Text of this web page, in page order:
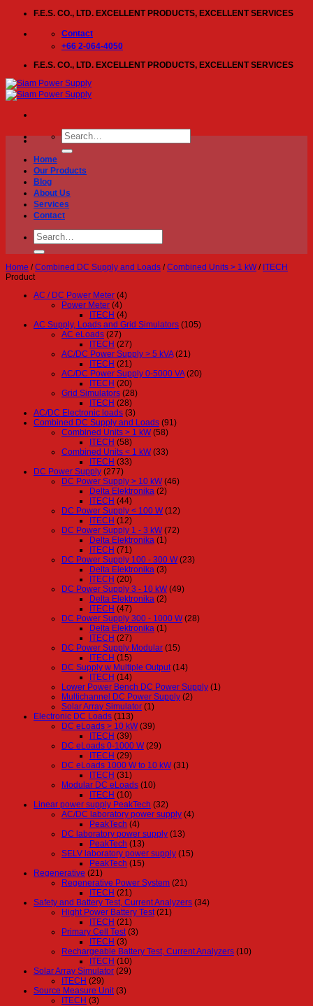
content
F.E.S. CO., LTD. EXCELLENT PRODUCTS, EXCELLENT SERVICES
Contact
+66 2-064-4050
F.E.S. CO., LTD. EXCELLENT PRODUCTS, EXCELLENT SERVICES
Search
for:
Home
Our Products
Blog
About Us
Services
Contact
Search
for:
Home / Combined DC Supply and Loads / Combined Units > 1 kW / ITECH
Product
AC / DC Power Meter (4)
Power Meter (4)
ITECH (4)
AC Supply, Loads and Grid Simulators (105)
AC eLoads (27)
ITECH (27)
AC/DC Power Supply > 5 kVA (21)
ITECH (21)
AC/DC Power Supply 0-5000 VA (20)
ITECH (20)
Grid Simulators (28)
ITECH (28)
AC/DC Electronic loads (3)
Combined DC Supply and Loads (91)
Combined Units > 1 kW (58)
ITECH (58)
Combined Units < 1 kW (33)
ITECH (33)
DC Power Supply (277)
DC Power Supply > 10 kW (46)
Delta Elektronika (2)
ITECH (44)
DC Power Supply < 100 W (12)
ITECH (12)
DC Power Supply 1 - 3 kW (72)
Delta Elektronika (1)
ITECH (71)
DC Power Supply 100 - 300 W (23)
Delta Elektronika (3)
ITECH (20)
DC Power Supply 3 - 10 kW (49)
Delta Elektronika (2)
ITECH (47)
DC Power Supply 300 - 1000 W (28)
Delta Elektronika (1)
ITECH (27)
DC Power Supply Modular (15)
ITECH (15)
DC Supply w Multiple Output (14)
ITECH (14)
Lower Power Bench DC Power Supply (1)
Multichannel DC Power Supply (2)
Solar Array Simulator (1)
Electronic DC Loads (113)
DC eLoads > 10 kW (39)
ITECH (39)
DC eLoads 0-1000 W (29)
ITECH (29)
DC eLoads 1000 W to 10 kW (31)
ITECH (31)
Modular DC eLoads (10)
ITECH (10)
Linear power supply PeakTech (32)
AC/DC laboratory power supply (4)
PeakTech (4)
DC laboratory power supply (13)
PeakTech (13)
SELV laboratory power supply (15)
PeakTech (15)
Regenerative (21)
Regenerative Power System (21)
ITECH (21)
Safety and Battery Test, Current Analyzers (34)
Hight Power Battery Test (21)
ITECH (21)
Primary Cell Test (3)
ITECH (3)
Rechargeable Battery Test, Current Analyzers (10)
ITECH (10)
Solar Array Simulator (29)
ITECH (29)
Source Measure Unit (3)
ITECH (3)